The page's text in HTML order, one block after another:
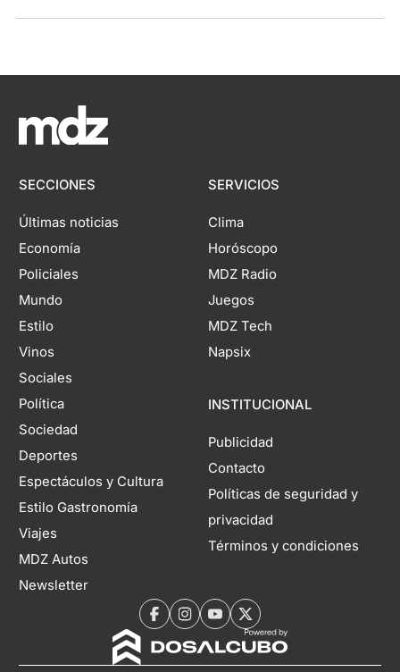
SECCIONES
Últimas noticias
Economía
Policiales
Mundo
Estilo
Vinos
Sociales
Política
Sociedad
Deportes
Espectáculos y Cultura
Estilo Gastronomía
Viajes
MDZ Autos
Newsletter
SERVICIOS
Clima
Horóscopo
MDZ Radio
Juegos
MDZ Tech
Napsix
INSTITUCIONAL
Publicidad
Contacto
Políticas de seguridad y
privacidad
Términos y condiciones